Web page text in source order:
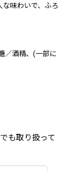
味わいで、ふろ
／酒精、(一部に
も取り扱って